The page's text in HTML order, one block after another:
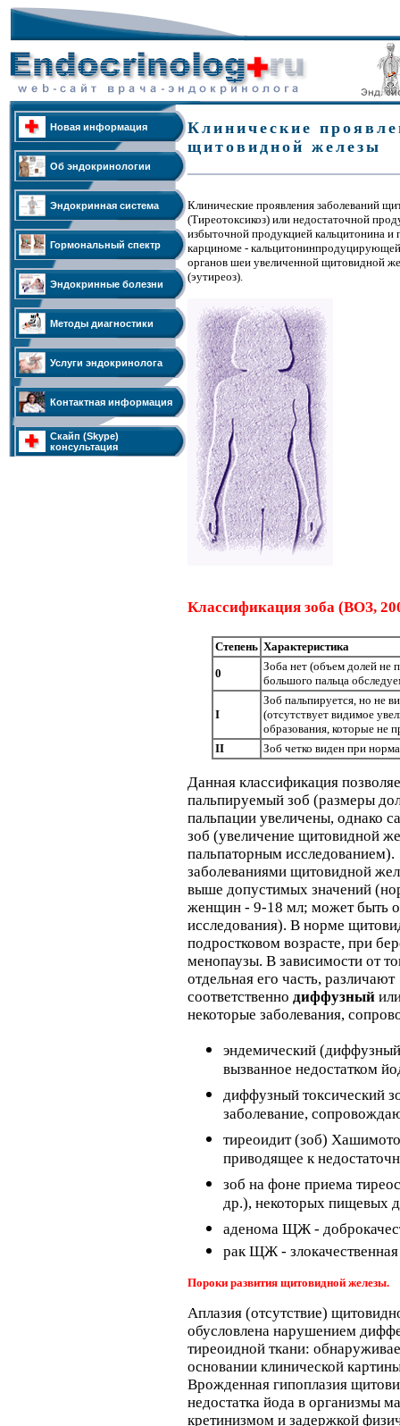
Новая информация
Об эндокринологии
Эндокринная система
Гормональный спектр
Эндокринные болезни
Методы диагностики
Услуги эндокринолога
Контактная информация
Скайп (Skype)
консультация
Клинические
щитовидной железы
Клинические проявления заболеваний
(Тиреотоксикоз) или недостаточной
избыточной продукцией кальцитонина и
карциноме -
органов шеи увеличенной щитовидной
(эутиреоз).
Классификация зоба (ВОЗ,
Степень Характеристика
0
Зоба нет (объем долей не
большого пальца
I
Зоб пальпируется, но не
(отсутствует видимое
образования, которые
II
Зоб четко виден при
Данная классификация
пальпируемый зоб (размеры
пальпации увеличены, однако
зоб (увеличение щитовидной
пальпаторным
заболеваниями щитовидной
выше допустимых значений
женщин - 9-18 мл; может быть
исследования). В норме
подростковом возрасте, при
менопаузы. В зависимости от
отдельная его часть, различают
соответственно диффузный
некоторые заболевания,
эндемический
вызванное недостатком
диффузный токсический
заболевание,
тиреоидит (зоб)
приводящее к
зоб на фоне приема
др.), некоторых пищевых
аденома ЩЖ -
рак ЩЖ -
Пороки развития щитовидной железы.
Аплазия (отсутствие)
обусловлена нарушением
тиреоидной ткани:
основании клинической
Врожденная гипоплазия
недостатка йода в организмы
кретинизмом и задержкой